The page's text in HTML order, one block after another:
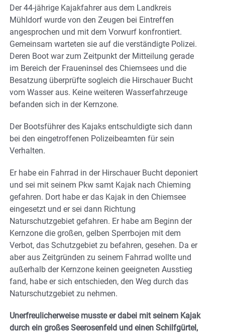
Der 44-jährige Kajakfahrer aus dem Landkreis
Mühldorf wurde von den Zeugen bei Eintreffen
angesprochen und mit dem Vorwurf konfrontiert.
Gemeinsam warteten sie auf die verständigte Polizei.
Deren Boot war zum Zeitpunkt der Mitteilung gerade
im Bereich der Fraueninsel des Chiemsees und die
Besatzung überprüfte sogleich die Hirschauer Bucht
vom Wasser aus. Keine weiteren Wasserfahrzeuge
befanden sich in der Kernzone.
Der Bootsführer des Kajaks entschuldigte sich dann
bei den eingetroffenen Polizeibeamten für sein
Verhalten.
Er habe ein Fahrrad in der Hirschauer Bucht deponiert
und sei mit seinem Pkw samt Kajak nach Chieming
gefahren. Dort habe er das Kajak in den Chiemsee
eingesetzt und er sei dann Richtung
Naturschutzgebiet gefahren. Er habe am Beginn der
Kernzone die großen, gelben Sperrbojen mit dem
Verbot, das Schutzgebiet zu befahren, gesehen. Da er
aber aus Zeitgründen zu seinem Fahrrad wollte und
außerhalb der Kernzone keinen geeigneten Ausstieg
fand, habe er sich entschieden, den Weg durch das
Naturschutzgebiet zu nehmen.
Unerfreulicherweise musste er dabei mit seinem Kajak
durch ein großes Seerosenfeld und einen Schilfgürtel,